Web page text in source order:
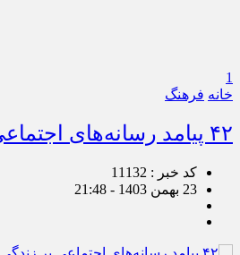
1
خانه فرهنگ
۴۲ پیامد رسانه‌های اجتماعی بر زندگی انسانی
کد خبر : 11132
23 بهمن 1403 - 21:48